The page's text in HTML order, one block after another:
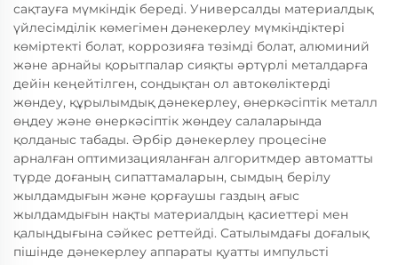
сақтауға мүмкіндік береді. Универсалды материалдық
үйлесімділік көмегімен дәнекерлеу мүмкіндіктері
көміртекті болат, коррозияға төзімді болат, алюминий
және арнайы қорытпалар сияқты әртүрлі металдарға
дейін кеңейтілген, сондықтан ол автокөліктерді
жөндеу, құрылымдық дәнекерлеу, өнеркәсіптік металл
өңдеу және өнеркәсіптік жөндеу салаларында
қолданыс табады. Әрбір дәнекерлеу процесіне
арналған оптимизацияланған алгоритмдер автоматты
түрде доғаның сипаттамаларын, сымдың берілу
жылдамдығын және қорғаушы газдың ағыс
жылдамдығын нақты материалдың қасиеттері мен
қалыңдығына сәйкес реттейді. Сатылымдағы доғалық
пішінде дәнекерлеу аппараты қуатты импульсті